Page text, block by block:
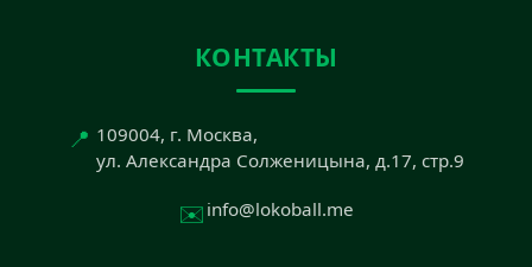
КОНТАКТЫ
📍 109004, г. Москва,
ул. Александра Солженицына, д.17, стр.9
✉️ info@lokoball.me